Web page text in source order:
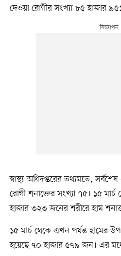
দেওয়া রোগীর সংখ্যা ৮৫ হাজার
স্বাস্থ্য অধিদপ্তরের তথ্যমতে,
রোগী শনাক্তের সংখ্যা ৭৫। ১৫
হাজার ৩২৩ জনের শরীরে হাম
১৫ মার্চ থেকে এখন পর্যন্ত হামের
হয়েছে ৭০ হাজার ৫৭৯ জন। এর